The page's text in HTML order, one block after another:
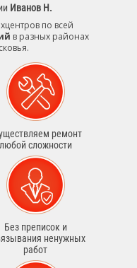
Иванов Н.
по всей
в разных районах
ремонт
любой сложности
Без преписок и
ненужных
работ